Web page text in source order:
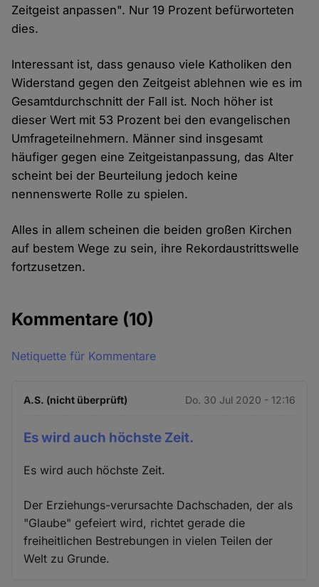
Zeitgeist anpassen". Nur 19 Prozent befürworteten
dies.
Interessant ist, dass genauso viele Katholiken den
Widerstand gegen den Zeitgeist ablehnen wie es im
Gesamtdurchschnitt der Fall ist. Noch höher ist
dieser Wert mit 53 Prozent bei den evangelischen
Umfrageteilnehmern. Männer sind insgesamt
häufiger gegen eine Zeitgeistanpassung, das Alter
scheint bei der Beurteilung jedoch keine
nennenswerte Rolle zu spielen.
Alles in allem scheinen die beiden großen Kirchen
auf bestem Wege zu sein, ihre Rekordaustrittswelle
fortzusetzen.
Kommentare (10)
Netiquette für Kommentare
A.S. (nicht überprüft) Do. 30 Jul 2020 - 12:16
Es wird auch höchste Zeit.
Es wird auch höchste Zeit.
Der Erziehungs-verursachte Dachschaden, der als
"Glaube" gefeiert wird, richtet gerade die
freiheitlichen Bestrebungen in vielen Teilen der
Welt zu Grunde.